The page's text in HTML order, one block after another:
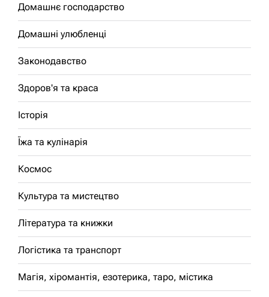
Домашнє господарство
Домашні улюбленці
Законодавство
Здоров'я та краса
Історія
Їжа та кулінарія
Космос
Культура та мистецтво
Література та книжки
Логістика та транспорт
Магія, хіромантія, езотерика, таро, містика